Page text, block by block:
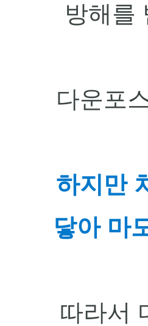
방해를
다운포
하지만
닿아 마
따라서